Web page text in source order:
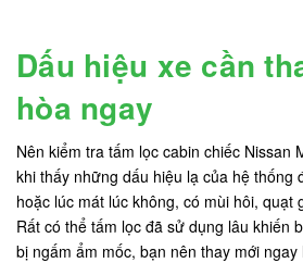
Dấu hiệu xe cần
hòa ngay
Nên kiểm tra tấm lọc cabin chiếc Nissan
khi thấy những dấu hiệu lạ của hệ thống
hoặc lúc mát lúc không, có mùi hôi, quạt
Rất có thể tấm lọc đã sử dụng lâu khiến
bị ngấm ẩm mốc, bạn nên thay mới ngay